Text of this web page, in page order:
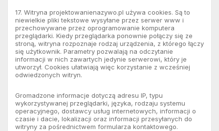
17. Witryna projektowanienazywo.pl używa cookies. Są to
niewielkie pliki tekstowe wysyłane przez serwer www i
przechowywane przez oprogramowanie komputera
przeglądarki. Kiedy przeglądarka ponownie połączy się ze
stroną, witryna rozpoznaje rodzaj urządzenia, z którego łączy
się użytkownik. Parametry pozwalają na odczytanie
informacji w nich zawartych jedynie serwerowi, który je
utworzył. Cookies ułatwiają więc korzystanie z wcześniej
odwiedzonych witryn.
Gromadzone informacje dotyczą adresu IP, typu
wykorzystywanej przeglądarki, języka, rodzaju systemu
operacyjnego, dostawcy usług internetowych, informacji o
czasie i dacie, lokalizacji oraz informacji przesyłanych do
witryny za pośrednictwem formularza kontaktowego.